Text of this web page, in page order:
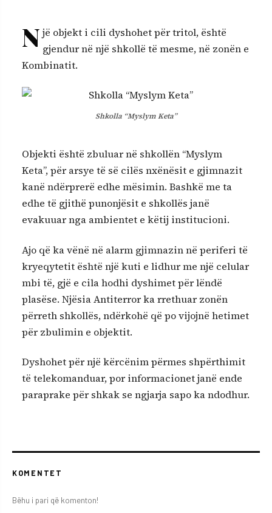
N jë objekt i cili dyshohet për tritol, është
gjendur në një shkollë të mesme, në zonën e
Kombinatit.
Shkolla “Myslym Keta”
Objekti është zbuluar në shkollën “Myslym
Keta”, për arsye të së cilës nxënësit e gjimnazit
kanë ndërprerë edhe mësimin. Bashkë me ta
edhe të gjithë punonjësit e shkollës janë
evakuuar nga ambientet e këtij institucioni.
Ajo që ka vënë në alarm gjimnazin në periferi të
kryeqytetit është një kuti e lidhur me një celular
mbi të, gjë e cila hodhi dyshimet për lëndë
plasëse. Njësia Antiterror ka rrethuar zonën
përreth shkollës, ndërkohë që po vijojnë hetimet
për zbulimin e objektit.
Dyshohet për një kërcënim përmes shpërthimit
të telekomanduar, por informacionet janë ende
paraprake për shkak se ngjarja sapo ka ndodhur.
KOMENTET
Bëhu i pari që komenton!